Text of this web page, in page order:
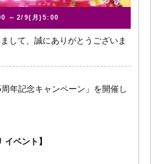
～ 2/9(月)5:00
して、誠にありがとうございま
年記念キャンペーン」を開催し
ベント】